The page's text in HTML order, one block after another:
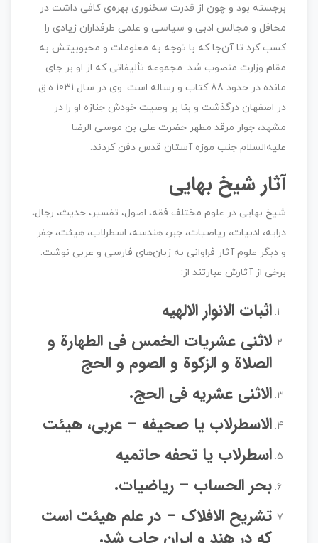
برجسته بود و چون از قدرت سخنوری بهره‌ی کافی داشت در
محافل و مجالس ادبی و سیاسی و علمی طرفداران زیادی را
کسب کرد تا آن‌جا که با توجه به معلومات و محبوبیتش به
مقام وزارت منصوب شد. مجموعه تألیفاتی كه از او بر جای
مانده در حدود 88 كتاب و رساله است. وی در سال 1031 ه.ق
در اصفهان درگذشت و بنا بر وصیت خودش جنازه او را در
مشهد، جوار مرقد مطهر حضرت علی بن موسی الرضا
علیه‌السلام جنب موزه‌ آستان قدس دفن كردند.
آثار شیخ بهایی
شیخ بهایی در علوم مختلف فقه، اصول، تفسیر، حدیث، رجال،
درایه، ادبیات، ریاضیات، جبر، هندسه، اسطرلاب، هیئت، جفر
و دبگر علوم آثار فراوانی به زبان‌های فارسی و عربی نوشت.
برخی از آثارش عبارتند از:
اثبات الانوار الالهیه
لاثنی عشریات الخمس فی الطهارة و
الصلاة و الزکوة و الصوم و الحج
الاثنی عشریه فی الحج.
الاسطرلاب یا صحیفه – عربی، هیئت
اسطرلاب یا تحفه حاتمیه
بحر الحساب – ریاضیات.
تشریح الافلاک – در علم هیئت است